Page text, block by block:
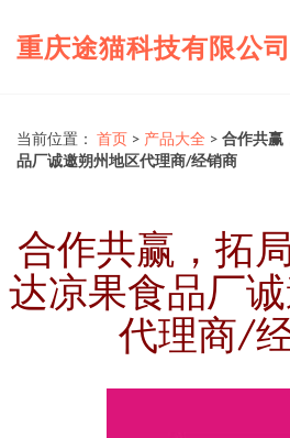
重庆途猫科技有限公司
当前位置： 首页 > 产品大全 > 合作共
品厂诚邀朔州地区代理商/经销商
合作共赢，拓
达凉果食品厂
代理商/